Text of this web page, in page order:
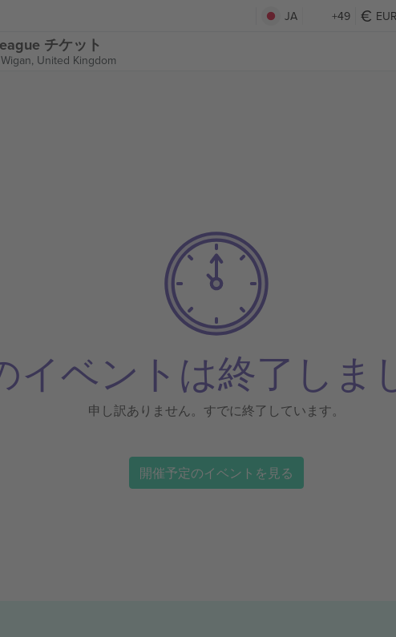
JA +49
チケット
Wigan, United Kingdom
イベントは終了しま
申し訳ありません。すでに終了しています。
開催予定のイベントを見る